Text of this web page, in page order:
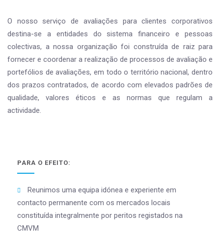
O nosso serviço de avaliações para clientes corporativos
destina-se a entidades do sistema financeiro e pessoas
colectivas, a nossa organização foi construída de raiz para
fornecer e coordenar a realização de processos de avaliação e
portefólios de avaliações, em todo o território nacional, dentro
dos prazos contratados, de acordo com elevados padrões de
qualidade, valores éticos e as normas que regulam a
actividade.
PARA O EFEITO:
Reunimos uma equipa idónea e experiente em
contacto permanente com os mercados locais
constituída integralmente por peritos registados na
CMVM